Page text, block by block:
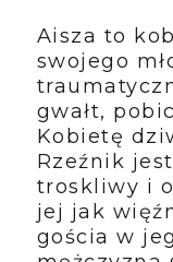
Aisza to
swojego
gwałt,
Kobietę
Rzeźnik
troskliwy i
jej jak
gościa w